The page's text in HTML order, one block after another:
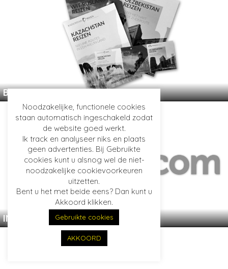
BEURSMATERIAAL
INTERNAL COMMS DESIGNS
Noodzakelijke, functionele cookies
staan automatisch ingeschakeld zodat
de website goed werkt.
Ik track en analyseer niks en plaats
geen advertenties. Bij Gebruikte
cookies kunt u alsnog wel de niet-
noodzakelijke cookievoorkeuren
uitzetten.
Bent u het met beide eens? Dan kunt u
Akkoord klikken.
Gebruikte cookies
AKKOORD